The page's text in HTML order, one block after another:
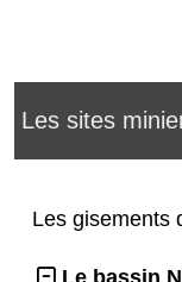
Les sites
Les gisements
Le bassin